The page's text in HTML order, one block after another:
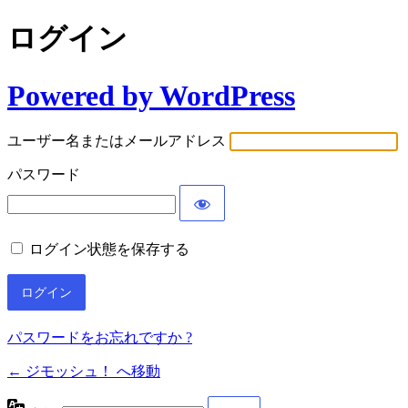
ログイン
Powered by WordPress
ユーザー名またはメールアドレス
パスワード
ログイン状態を保存する
パスワードをお忘れですか ?
← ジモッシュ！ へ移動